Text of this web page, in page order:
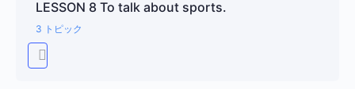
LESSON 8 To talk about sports.
3 トピック